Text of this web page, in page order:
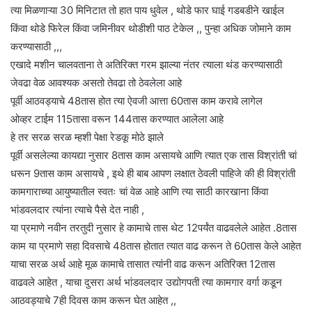
त्या मिळणाऱ्या 30 मिनिटात तो हात पाय धुवेल , थोडे फार घाई गडबडीने खाईल
किंवा थोडे फिरेल किंवा जमिनीवर थोडीशी पाठ टेकेल ,, पुन्हा अधिक जोमाने काम
करण्यासाठी ,,,
एखादे मशीन चालवताना ते अतिरिक्त गरम झाल्या नंतर त्याला थंड करण्यासाठी
जेवढा वेळ आवश्यक असतो तेवढा तो ठेवलेला आहे
पूर्वी आठवड्याचे 48तास होत त्या ऐवजी आत्ता 60तास काम करावे लागेल
ओव्हर टाईम 115तासा वरून 144तास करण्यात आलेला आहे
हे तर सरळ सरळ म्हशी पेक्षा रेडकू मोठे झाले
पूर्वी असलेल्या कायद्या नुसार 8तास काम असायचे आणि त्यात एक तास विश्रांती चां
धरून 9तास काम असायचे , इथे ही बाब आपण लक्षात ठेवली पाहिजे की ही विश्रांती
कामगाराच्या आयुष्यातील स्वतः चां वेळ आहे आणि त्या साठी कारखाना किंवा
भांडवलदार त्यांना त्याचे पैसे देत नाही ,
या प्रमाणे नवीन तरतुदी नुसार हे कामाचे तास थेट 12पर्यंत वाढवलेले आहेत .8तास
काम या प्रमाणे सहा दिवसाचे 48तास होतात त्यात वाढ करून ते 60तास केले आहेत
याचा सरळ अर्थ आहे मूळ कामाचे तासात त्यांनी वाढ करून अतिरिक्त 12तास
वाढवले आहेत , याचा दुसरा अर्थ भांडवलदार उद्योगपती त्या कामगार वर्गा कडून
आठवड्याचे 7ही दिवस काम करून घेत आहेत ,,